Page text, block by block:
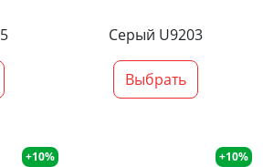
Серый U9203
Выбрать
+10% +10%